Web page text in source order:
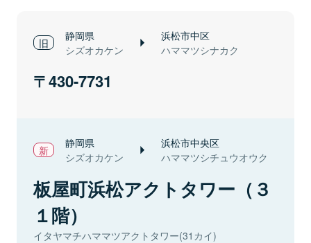
静岡県
シズオカケン
浜松市中区
ハママツシナカク
430-7731
静岡県
シズオカケン
浜松市中央区
ハママツシチュウオウク
板屋町浜松アクトタワー（３
１階）
イタヤマチハママツアクトタワー(31カイ)